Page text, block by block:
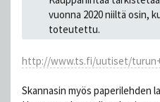
vuonna 2020 niiltä osin,
toteutettu.
http://www.ts.fi/uutiset/
Skannasin myös paperilehden